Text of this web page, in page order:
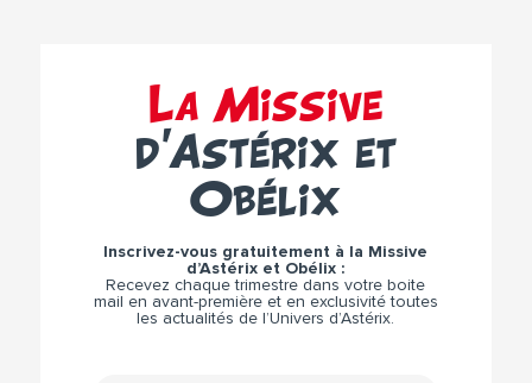
La Missive
d’Astérix et
Obélix
Inscrivez-vous gratuitement à la Missive
d’Astérix et Obélix :
Recevez chaque trimestre dans votre boite
mail en avant-première et en exclusivité toutes
les actualités de l’Univers d’Astérix.